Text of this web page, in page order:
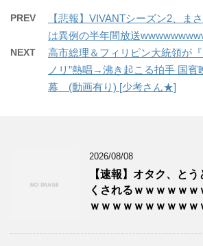
PREV
【悲報】VIVANTシーズン2、ま
は異例の半年間放送
NEXT
高市総理＆フィリピン大統領が『
ノリ”熱唱→沸き起こる拍手 国賓
幕 (動画有り) [少考さん★]
2026/08/08
【速報】オタク、と
くされるｗｗｗｗｗ
ｗｗｗｗｗｗｗｗｗｗ